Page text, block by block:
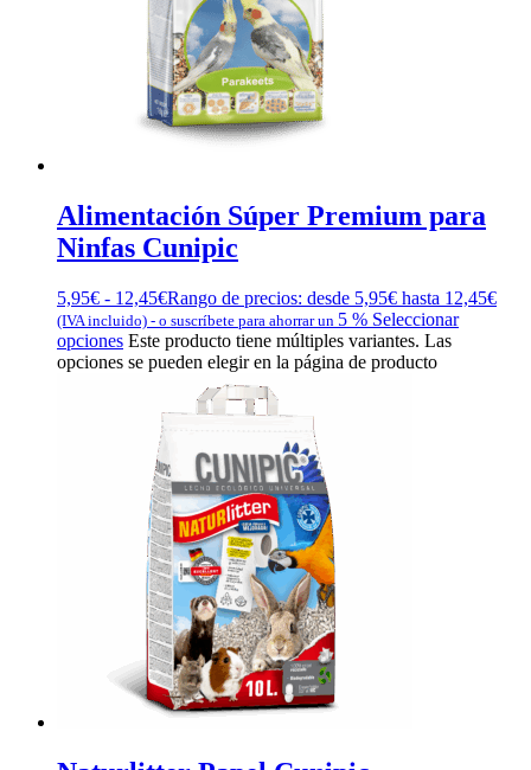
Alimentación Súper Premium para
Ninfas Cunipic
5,95€ - 12,45€Rango de precios: desde 5,95€ hasta 12,45€
(IVA incluido) - o suscríbete para ahorrar un 5 % Seleccionar
opciones Este producto tiene múltiples variantes. Las
opciones se pueden elegir en la página de producto